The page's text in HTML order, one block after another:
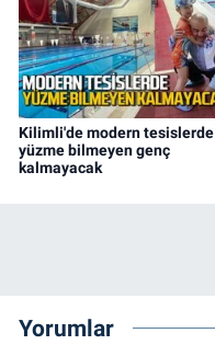
Kilimli'de modern tesislerde
yüzme bilmeyen genç
kalmayacak
Yorumlar